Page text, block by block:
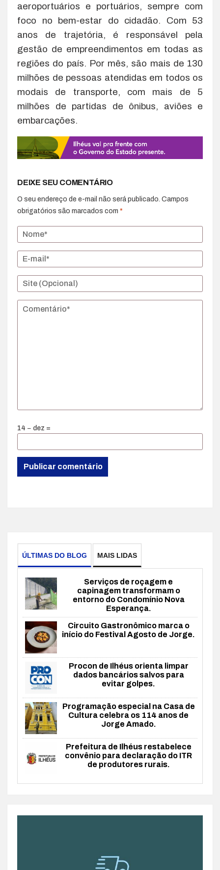
aeroportuários e portuários, sempre com
foco no bem-estar do cidadão. Com 53
anos de trajetória, é responsável pela
gestão de empreendimentos em todas as
regiões do país. Por mês, são mais de 130
milhões de pessoas atendidas em todos os
modais de transporte, com mais de 5
milhões de partidas de ônibus, aviões e
embarcações.
DEIXE SEU COMENTÁRIO
O seu endereço de e-mail não será publicado. Campos
obrigatórios são marcados com *
14 − dez =
ÚLTIMAS DO BLOG MAIS LIDAS
Serviços de roçagem e
capinagem transformam o
entorno do Condomínio Nova
Esperança.
Circuito Gastronômico marca o
início do Festival Agosto de Jorge.
Procon de Ilhéus orienta limpar
dados bancários salvos para
evitar golpes.
Programação especial na Casa de
Cultura celebra os 114 anos de
Jorge Amado.
Prefeitura de Ilhéus restabelece
convênio para declaração do ITR
de produtores rurais.